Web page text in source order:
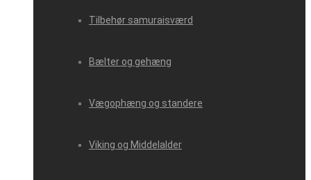
Tilbehør samuraisværd
Bælter og gehæng
Vægophæng og standere
Viking og Middelalder